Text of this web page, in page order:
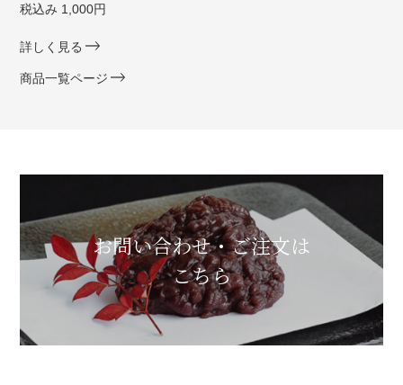
税込み 1,000円
詳しく見る
商品一覧ページ
お問い合わせ・ご注文は
こちら